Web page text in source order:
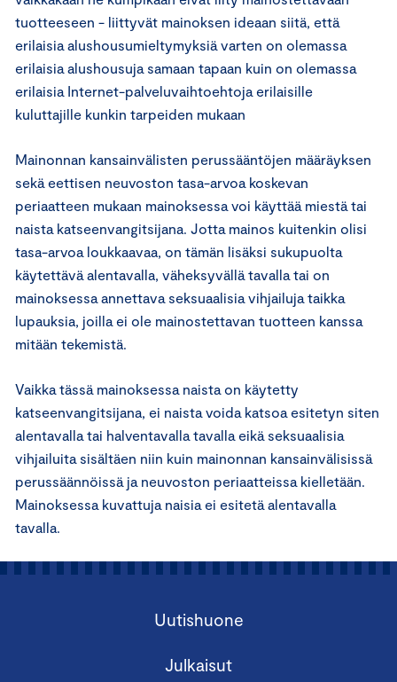
tuotteeseen - liittyvät mainoksen ideaan siitä, että
erilaisia alushousumieltymyksiä varten on olemassa
erilaisia alushousuja samaan tapaan kuin on olemassa
erilaisia Internet-palveluvaihtoehtoja erilaisille
kuluttajille kunkin tarpeiden mukaan
Mainonnan kansainvälisten perussääntöjen määräyksen
sekä eettisen neuvoston tasa-arvoa koskevan
periaatteen mukaan mainoksessa voi käyttää miestä tai
naista katseenvangitsijana. Jotta mainos kuitenkin olisi
tasa-arvoa loukkaavaa, on tämän lisäksi sukupuolta
käytettävä alentavalla, väheksyvällä tavalla tai on
mainoksessa annettava seksuaalisia vihjailuja taikka
lupauksia, joilla ei ole mainostettavan tuotteen kanssa
mitään tekemistä.
Vaikka tässä mainoksessa naista on käytetty
katseenvangitsijana, ei naista voida katsoa esitetyn siten
alentavalla tai halventavalla tavalla eikä seksuaalisia
vihjailuita sisältäen niin kuin mainonnan kansainvälisissä
perussäännöissä ja neuvoston periaatteissa kielletään.
Mainoksessa kuvattuja naisia ei esitetä alentavalla
tavalla.
Uutishuone
Julkaisut